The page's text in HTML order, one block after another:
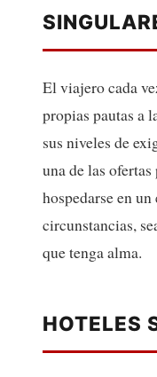
El viajero cada
propias pautas a
sus niveles de
una de las
hospedarse en
circunstancias,
que tenga alma.
HOTELES